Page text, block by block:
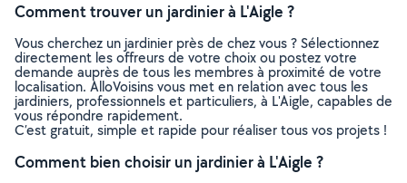
Comment trouver un jardinier à L'Aigle ?
Vous cherchez un jardinier près de chez vous ? Sélectionnez
directement les offreurs de votre choix ou postez votre
demande auprès de tous les membres à proximité de votre
localisation. AlloVoisins vous met en relation avec tous les
jardiniers, professionnels et particuliers, à L'Aigle, capables de
vous répondre rapidement.
C’est gratuit, simple et rapide pour réaliser tous vos projets !
Comment bien choisir un jardinier à L'Aigle ?